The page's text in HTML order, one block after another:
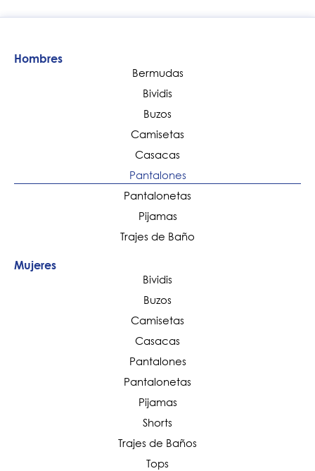
Hombres
Bermudas
Bividis
Buzos
Camisetas
Casacas
Pantalones
Pantalonetas
Pijamas
Trajes de Baño
Mujeres
Bividis
Buzos
Camisetas
Casacas
Pantalones
Pantalonetas
Pijamas
Shorts
Trajes de Baños
Tops